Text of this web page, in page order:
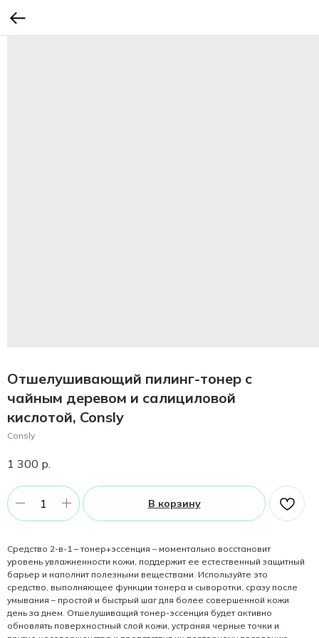
Отшелушивающий пилинг-тонер с
чайным деревом и салициловой
кислотой, Consly
Consly
1 300 р.
В корзину
Средство 2-в-1 – тонер+эссенция – моментально восстановит
уровень увлажненности кожи, поддержит ее естественный защитный
барьер и наполнит полезными веществами. Используйте это
средство, выполняющее функции тонера и сыворотки, сразу после
умывания – простой и быстрый шаг для более совершенной кожи
день за днем. Отшелушиващий тонер-эссенция будет активно
обновлять поверхностный слой кожи, устраняя черные точки и